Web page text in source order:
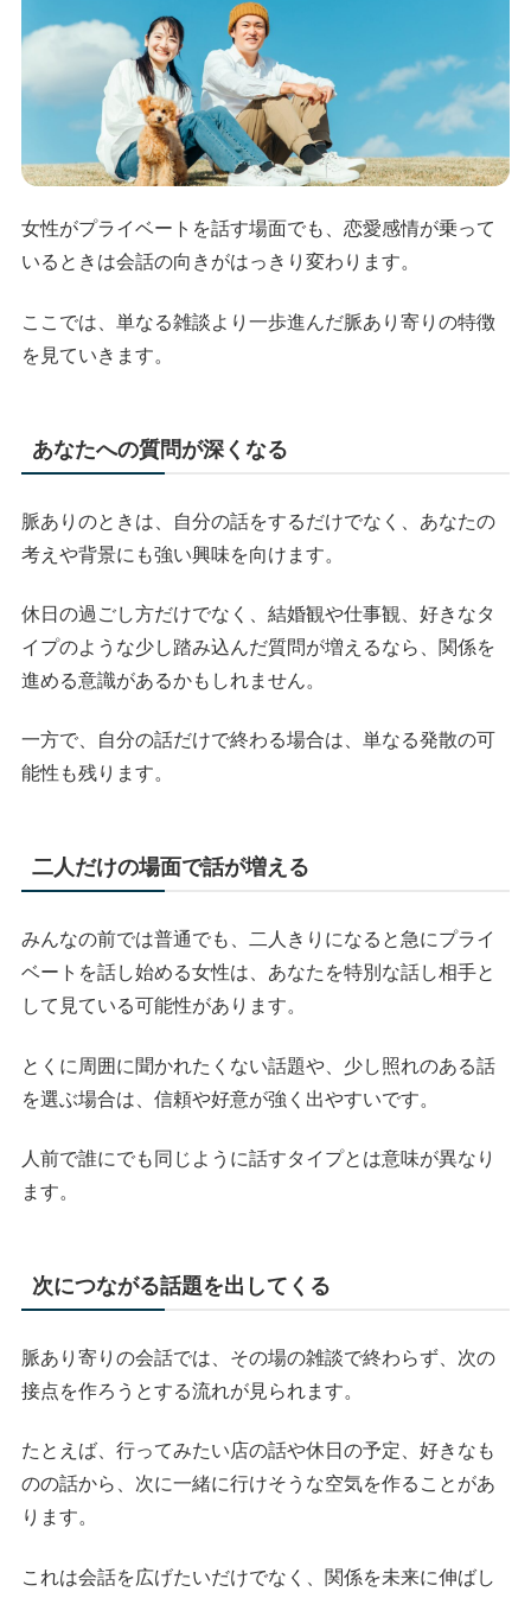
女性がプライベートを話す場面でも、恋愛感情が乗って
いるときは会話の向きがはっきり変わります。
ここでは、単なる雑談より一歩進んだ脈あり寄りの特徴
を見ていきます。
あなたへの質問が深くなる
脈ありのときは、自分の話をするだけでなく、あなたの
考えや背景にも強い興味を向けます。
休日の過ごし方だけでなく、結婚観や仕事観、好きなタ
イプのような少し踏み込んだ質問が増えるなら、関係を
進める意識があるかもしれません。
一方で、自分の話だけで終わる場合は、単なる発散の可
能性も残ります。
二人だけの場面で話が増える
みんなの前では普通でも、二人きりになると急にプライ
ベートを話し始める女性は、あなたを特別な話し相手と
して見ている可能性があります。
とくに周囲に聞かれたくない話題や、少し照れのある話
を選ぶ場合は、信頼や好意が強く出やすいです。
人前で誰にでも同じように話すタイプとは意味が異なり
ます。
次につながる話題を出してくる
脈あり寄りの会話では、その場の雑談で終わらず、次の
接点を作ろうとする流れが見られます。
たとえば、行ってみたい店の話や休日の予定、好きなも
のの話から、次に一緒に行けそうな空気を作ることがあ
ります。
これは会話を広げたいだけでなく、関係を未来に伸ばし